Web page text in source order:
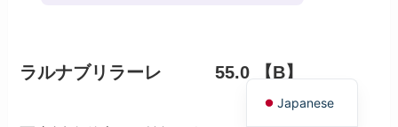
ラルナブリラーレ 55.0 【B】
Japanese
English